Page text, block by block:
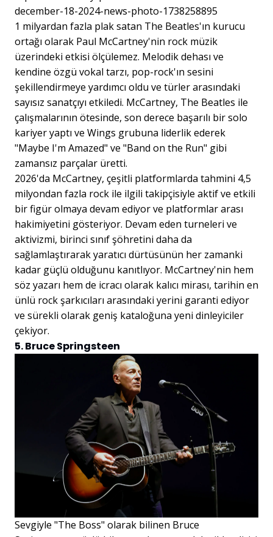
1 milyardan fazla plak satan The Beatles'ın kurucu
ortağı olarak Paul McCartney'nin rock müzik
üzerindeki etkisi ölçülemez. Melodik dehası ve
kendine özgü vokal tarzı, pop-rock'ın sesini
şekillendirmeye yardımcı oldu ve türler arasındaki
sayısız sanatçıyı etkiledi. McCartney, The Beatles ile
çalışmalarının ötesinde, son derece başarılı bir solo
kariyer yaptı ve Wings grubuna liderlik ederek
"Maybe I'm Amazed" ve "Band on the Run" gibi
zamansız parçalar üretti.
2026'da McCartney, çeşitli platformlarda tahmini 4,5
milyondan fazla rock ile ilgili takipçisiyle aktif ve etkili
bir figür olmaya devam ediyor ve platformlar arası
hakimiyetini gösteriyor. Devam eden turneleri ve
aktivizmi, birinci sınıf şöhretini daha da
sağlamlaştırarak yaratıcı dürtüsünün her zamanki
kadar güçlü olduğunu kanıtlıyor. McCartney'nin hem
söz yazarı hem de icracı olarak kalıcı mirası, tarihin en
ünlü rock şarkıcıları arasındaki yerini garanti ediyor
ve sürekli olarak geniş kataloğuna yeni dinleyiciler
çekiyor.
5. Bruce Springsteen
Sevgiyle "The Boss" olarak bilinen Bruce